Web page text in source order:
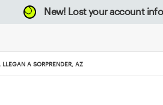
New! Lost your account
A SORPRENDER, AZ